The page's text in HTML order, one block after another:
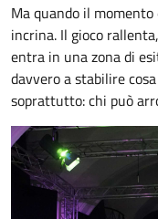
Ma quando il
incrina. Il gioco
entra in una zona di
davvero a stabilire
soprattutto: chi può